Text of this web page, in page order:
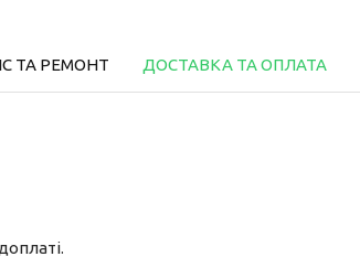
ТА РЕМОНТ ДОСТАВКА ТА ОПЛАТА